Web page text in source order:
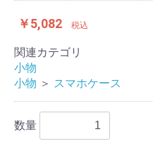
￥5,082 税込
関連カテゴリ
小物
小物 ＞ スマホケース
数量